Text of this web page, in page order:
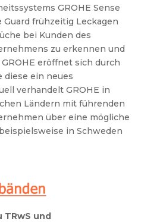
GROHE Sense
Guard frühzeitig Leckagen
bei Kunden des
zu erkennen und
eröffnet sich durch
diese ein neues
verhandelt GROHE in
Ländern mit führenden
über eine mögliche
in Schweden
TRwS und